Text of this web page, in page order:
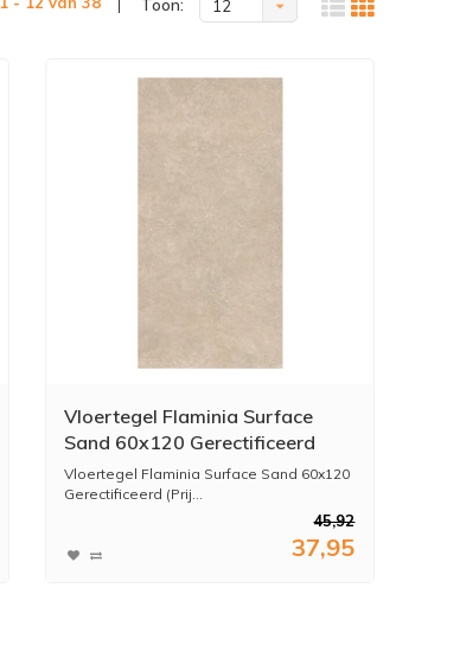
Toon: 12
Vloertegel Flaminia Surface
Sand 60x120 Gerectificeerd
(Prijs Per M2)
Vloertegel Flaminia Surface Sand 60x120
Gerectificeerd (Prij...
45,92
37,95